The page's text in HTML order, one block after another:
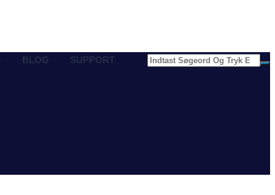
BLOG SUPPORT